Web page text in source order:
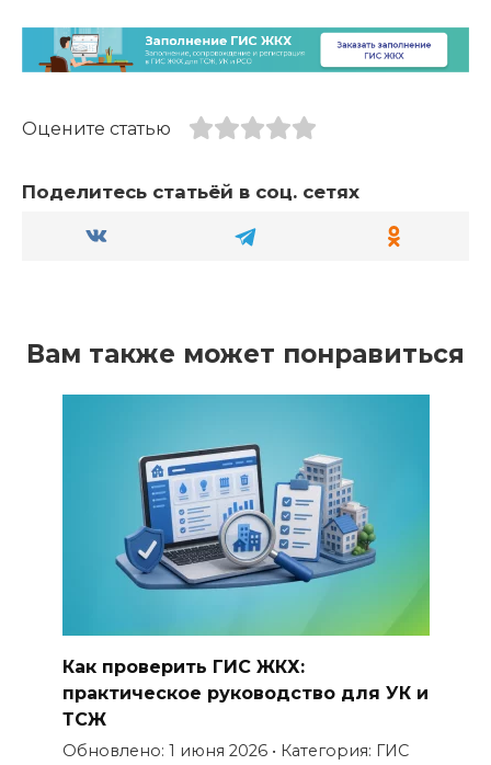
Оцените статью
Поделитесь статьёй в соц. сетях
Вам также может понравиться
Как проверить ГИС ЖКХ:
практическое руководство для УК и
ТСЖ
Обновлено: 1 июня 2026 • Категория: ГИС